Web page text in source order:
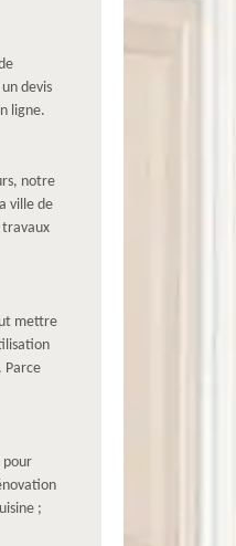
devis
ligne.
notre
ville de
travaux
mettre
Parce
pour
;